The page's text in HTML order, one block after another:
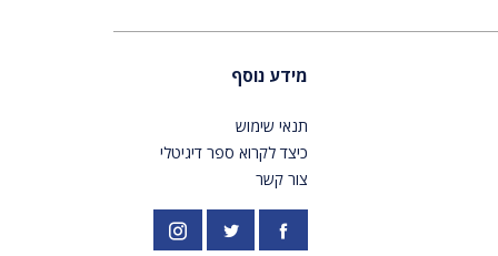
מידע נוסף
תנאי שימוש
כיצד לקרוא ספר דיגיטלי
צור קשר
פייסבוק PardesPublish
אינסטגרם